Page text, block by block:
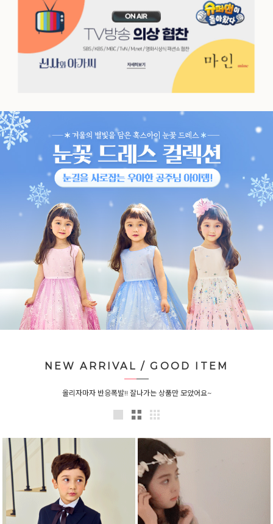
NEW ARRIVAL / GOOD ITEM
올리자마자 반응폭발!! 잘나가는 상품만 모았어요~